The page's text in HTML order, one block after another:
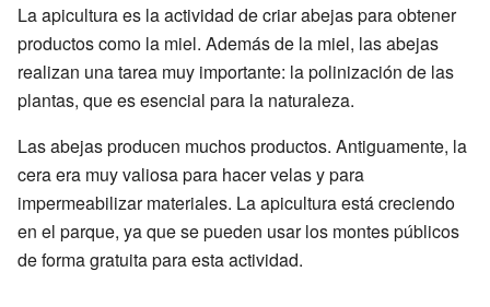
La apicultura es la actividad de criar abejas para obtener
productos como la miel. Además de la miel, las abejas
realizan una tarea muy importante: la polinización de las
plantas, que es esencial para la naturaleza.
Las abejas producen muchos productos. Antiguamente, la
cera era muy valiosa para hacer velas y para
impermeabilizar materiales. La apicultura está creciendo
en el parque, ya que se pueden usar los montes públicos
de forma gratuita para esta actividad.